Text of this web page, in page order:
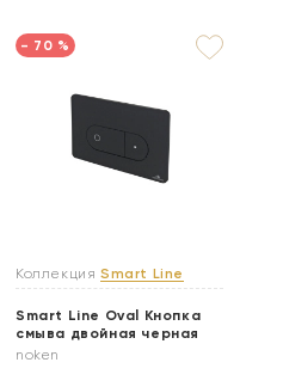
- 70 %
Коллекция Smart Line
Smart Line Oval Кнопка
смыва двойная черная
noken